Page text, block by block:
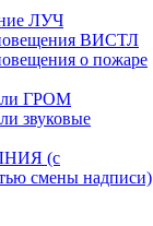
ЛУЧ
ВИСТЛ
о пожаре
ГРОМ
звуковые
(с
смены надписи)